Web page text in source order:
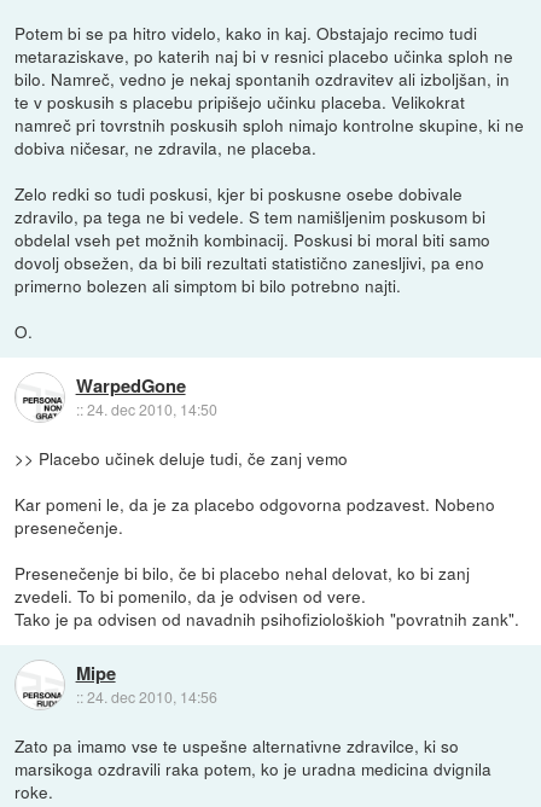
Potem bi se pa hitro videlo, kako in kaj. Obstajajo recimo tudi
metaraziskave, po katerih naj bi v resnici placebo učinka sploh ne
bilo. Namreč, vedno je nekaj spontanih ozdravitev ali izboljšan, in
te v poskusih s placebu pripišejo učinku placeba. Velikokrat
namreč pri tovrstnih poskusih sploh nimajo kontrolne skupine, ki ne
dobiva ničesar, ne zdravila, ne placeba.
Zelo redki so tudi poskusi, kjer bi poskusne osebe dobivale
zdravilo, pa tega ne bi vedele. S tem namišljenim poskusom bi
obdelal vseh pet možnih kombinacij. Poskusi bi moral biti samo
dovolj obsežen, da bi bili rezultati statistično zanesljivi, pa eno
primerno bolezen ali simptom bi bilo potrebno najti.
O.
WarpedGone
::24. dec 2010, 14:50
>> Placebo učinek deluje tudi, če zanj vemo
Kar pomeni le, da je za placebo odgovorna podzavest. Nobeno
presenečenje.
Presenečenje bi bilo, če bi placebo nehal delovat, ko bi zanj
zvedeli. To bi pomenilo, da je odvisen od vere.
Tako je pa odvisen od navadnih psihofiziološkioh "povratnih zank".
Mipe
::24. dec 2010, 14:56
Zato pa imamo vse te uspešne alternativne zdravilce, ki so
marsikoga ozdravili raka potem, ko je uradna medicina dvignila
roke.